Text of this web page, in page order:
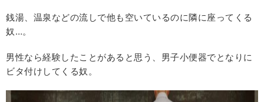
銭湯、温泉などの流しで他も空いているのに隣に座ってくる
奴…。
男性なら経験したことがあると思う、男子小便器でとなりに
ビタ付けしてくる奴。